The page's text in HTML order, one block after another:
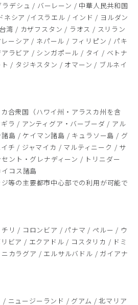
デシュ / バーレーン / 中華人民共和国
ネシア /イスラエル / インド / ヨルダン
湾 / カザフスタン / ラオス / スリラン
ーシア / ネパール / フィリピン / パキ
ラビア / シンガポール / タイ / ベトナ
/ タジキスタン / オマーン / ブルネイ
合衆国（ハワイ州・アラスカ州を含
ラ / アンティグア・バーブーダ / アル
島 / ケイマン諸島 / キュラソー島 / グ
チ / ジャマイカ / マルティニーク / サ
ント・グレナディーン / トリニダー
コス諸島
等の主要都市中心部での利用が可能で
リ / コロンビア / パナマ / ペルー / ウ
ビア / エクアドル / コスタリカ / ドミ
カラグア / エルサルバドル / ガイアナ
/ ニュージーランド / グアム / 北マリア